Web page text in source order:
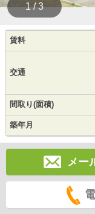
1 / 3
賃料
交通
間取り(面積)
築年月
メー